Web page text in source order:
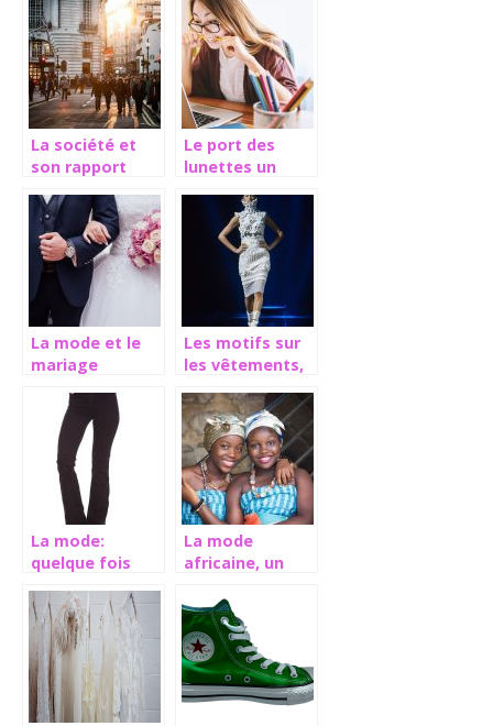
vestimentaires
tremplin de
styles pour
toutes
personnes
La société et
son rapport
Le port des
lunettes un
fois médical et
à la mode
La mode et le
mariage
Les motifs sur
les vêtements,
créativité
La mode:
quelque fois
La mode
africaine, un